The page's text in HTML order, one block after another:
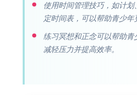
使用时间管理技巧，如计
定时间表，可以帮助青少年
练习冥想和正念可以帮助青
减轻压力并提高效率。